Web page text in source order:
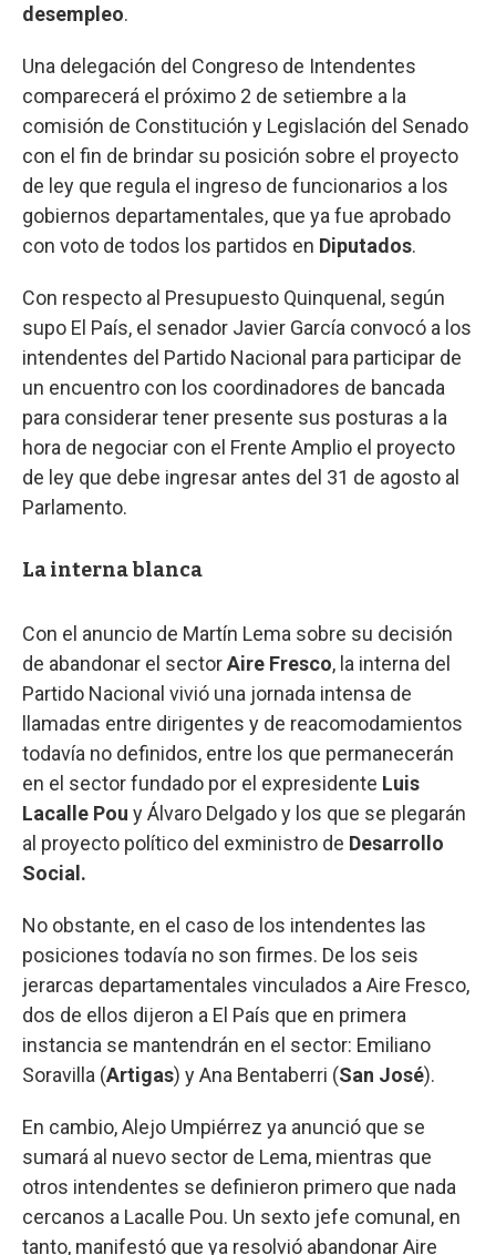
desempleo.
Una delegación del Congreso de Intendentes
comparecerá el próximo 2 de setiembre a la
comisión de Constitución y Legislación del Senado
con el fin de brindar su posición sobre el proyecto
de ley que regula el ingreso de funcionarios a los
gobiernos departamentales, que ya fue aprobado
con voto de todos los partidos en Diputados.
Con respecto al Presupuesto Quinquenal, según
supo El País, el senador Javier García convocó a los
intendentes del Partido Nacional para participar de
un encuentro con los coordinadores de bancada
para considerar tener presente sus posturas a la
hora de negociar con el Frente Amplio el proyecto
de ley que debe ingresar antes del 31 de agosto al
Parlamento.
La interna blanca
Con el anuncio de Martín Lema sobre su decisión
de abandonar el sectorAire Fresco, la interna del
Partido Nacional vivió una jornada intensa de
llamadas entre dirigentes y de reacomodamientos
todavía no definidos, entre los que permanecerán
en el sector fundado por el expresidente Luis
Lacalle Pou y Álvaro Delgado y los que se plegarán
al proyecto político del exministro de Desarrollo
Social.
No obstante, en el caso de los intendentes las
posiciones todavía no son firmes. De los seis
jerarcas departamentales vinculados a Aire Fresco,
dos de ellos dijeron a El País que en primera
instancia se mantendrán en el sector: Emiliano
Soravilla (Artigas) y Ana Bentaberri (San José).
En cambio, Alejo Umpiérrez ya anunció que se
sumará al nuevo sector de Lema, mientras que
otros intendentes se definieron primero que nada
cercanos a Lacalle Pou. Un sexto jefe comunal, en
tanto, manifestó que ya resolvió abandonar Aire